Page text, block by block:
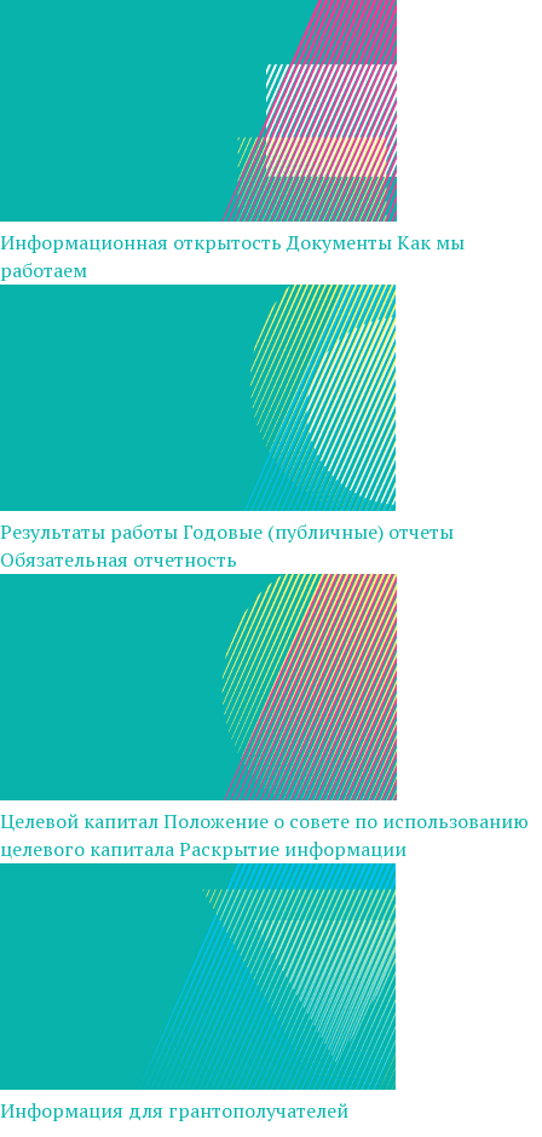
Информационная открытость ДокументыКак мы
работаем
Результаты работыГодовые (публичные) отчеты
Обязательная отчетность
Целевой капиталПоложение о совете по использованию
целевого капиталаРаскрытие информации
Информация для грантополучателей